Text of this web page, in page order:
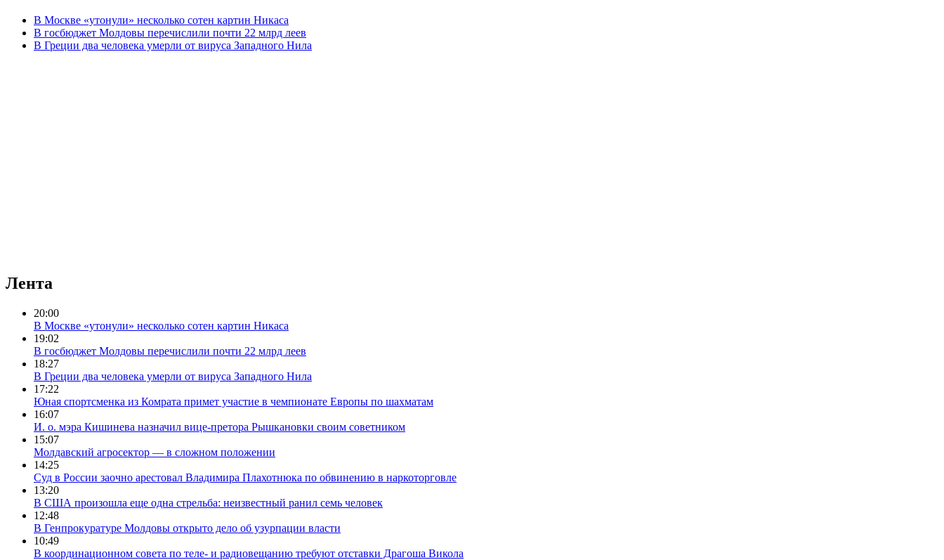
В Москве «утонули» несколько сотен картин Никаса
В госбюджет Молдовы перечислили почти 22 млрд леев
В Греции два человека умерли от вируса Западного Нила
Лента
20:00
В Москве «утонули» несколько сотен картин Никаса
19:02
В госбюджет Молдовы перечислили почти 22 млрд леев
18:27
В Греции два человека умерли от вируса Западного Нила
17:22
Юная спортсменка из Комрата примет участие в чемпионате Европы по шахматам
16:07
И. о. мэра Кишинева назначил вице-претора Рышкановки своим советником
15:07
Молдавский агросектор — в сложном положении
14:25
Суд в России заочно арестовал Владимира Плахотнюка по обвинению в наркоторговле
13:20
В США произошла еще одна стрельба: неизвестный ранил семь человек
12:48
В Генпрокуратуре Молдовы открыто дело об узурпации власти
10:49
В координационном совета по теле- и радиовещанию требуют отставки Драгоша Викола